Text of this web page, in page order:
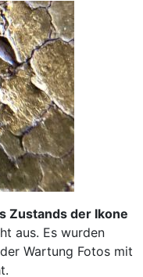
Zustands der Ikone
aus. Es wurden
Wartung Fotos mit